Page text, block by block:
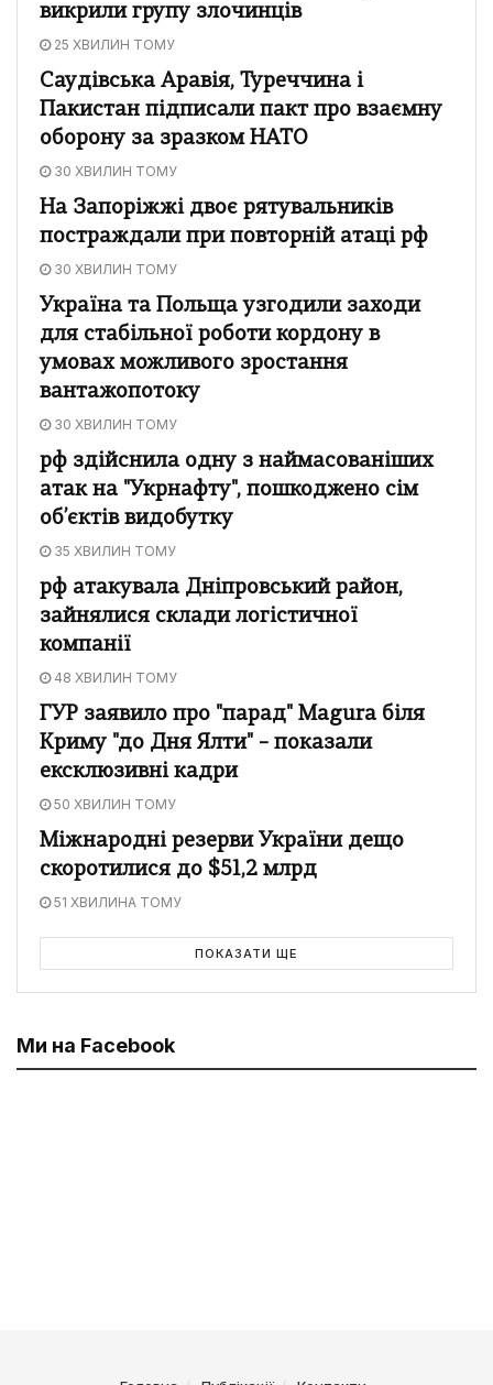
викрили групу злочинців
25 ХВИЛИН ТОМУ
Саудівська Аравія, Туреччина і
Пакистан підписали пакт про взаємну
оборону за зразком НАТО
30 ХВИЛИН ТОМУ
На Запоріжжі двоє рятувальників
постраждали при повторній атаці рф
30 ХВИЛИН ТОМУ
Україна та Польща узгодили заходи
для стабільної роботи кордону в
умовах можливого зростання
вантажопотоку
30 ХВИЛИН ТОМУ
рф здійснила одну з наймасованіших
атак на "Укрнафту", пошкоджено сім
об’єктів видобутку
35 ХВИЛИН ТОМУ
рф атакувала Дніпровський район,
зайнялися склади логістичної
компанії
48 ХВИЛИН ТОМУ
ГУР заявило про "парад" Magura біля
Криму "до Дня Ялти" – показали
ексклюзивні кадри
50 ХВИЛИН ТОМУ
Міжнародні резерви України дещо
скоротилися до $51,2 млрд
51 ХВИЛИНА ТОМУ
ПОКАЗАТИ ЩЕ
Ми на Facebook